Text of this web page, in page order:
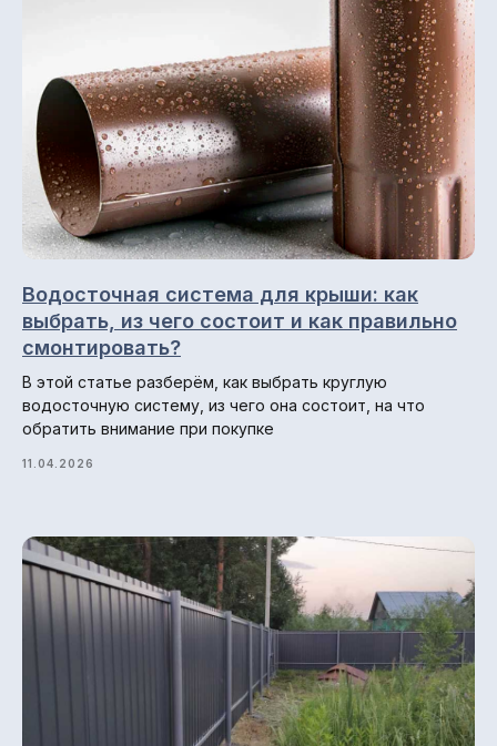
Водосточная система для крыши: как
выбрать, из чего состоит и как правильно
смонтировать?
В этой статье разберём, как выбрать круглую
водосточную систему, из чего она состоит, на что
обратить внимание при покупке
11.04.2026
Навигация по сайту
Главная
О компании
Отзывы
Блог
Профнастил (профлист)
Металлочерепица
Фальцевая кровля
Металлосайдинг
Металлический штакетник
Водосточные системы